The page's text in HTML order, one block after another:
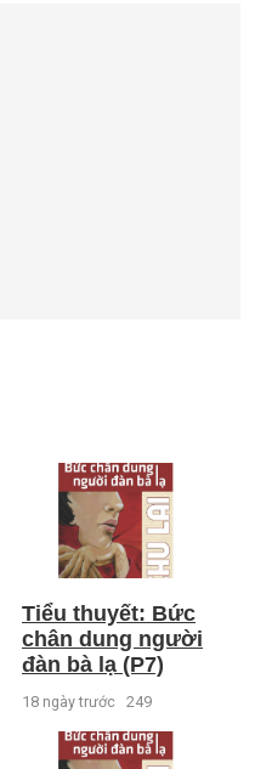
Tiểu thuyết: Bức
chân dung người
đàn bà lạ (P7)
18 ngày trước 249